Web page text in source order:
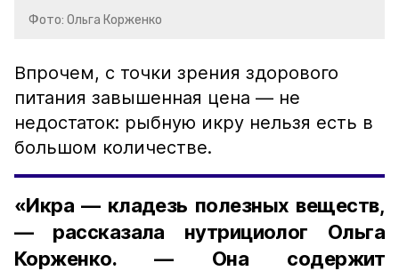
Фото: Ольга Корженко
Впрочем, с точки зрения здорового
питания завышенная цена — не
недостаток: рыбную икру нельзя есть в
большом количестве.
«Икра — кладезь полезных веществ,
— рассказала нутрициолог Ольга
Корженко. — Она содержит